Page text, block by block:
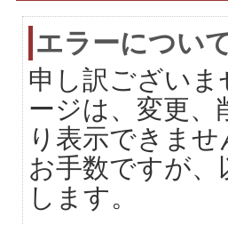
エラーについ
申し訳ござい
ージは、変更、
り表示できませ
お手数ですが
します。